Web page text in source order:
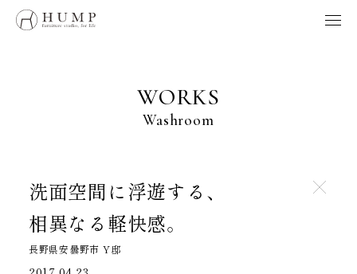
お問い合わせ
WORKS
Washroom
洗面空間に浮遊する、
相異なる軽快感。
長野県安曇野市 Y邸